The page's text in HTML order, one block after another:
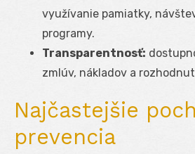
využívanie pamiatky,
programy.
Transparentnosť:
zmlúv, nákladov a
Najčastejšie
prevencia